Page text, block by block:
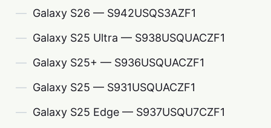
Galaxy S26 — S942USQS3AZF1
Galaxy S25 Ultra — S938USQUACZF1
Galaxy S25+ — S936USQUACZF1
Galaxy S25 — S931USQUACZF1
Galaxy S25 Edge — S937USQU7CZF1